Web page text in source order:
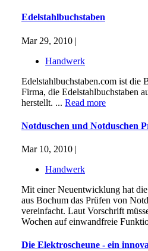
Edelstahlbuchstaben
Mar 29, 2010 |
Handwerk
Edelstahlbuchstaben.com ist die
Firma, die Edelstahlbuchstaben
herstellt. ... Read more
Notduschen und Notduschen
Mar 10, 2010 |
Handwerk
Mit einer Neuentwicklung hat
aus Bochum das Prüfen von
vereinfacht. Laut Vorschrift
Wochen auf einwandfreie
Die Elektroscheune - ein